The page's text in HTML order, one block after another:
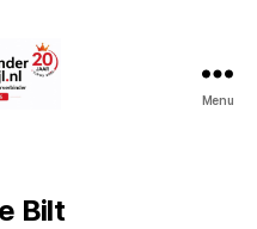
Menu
Bilt